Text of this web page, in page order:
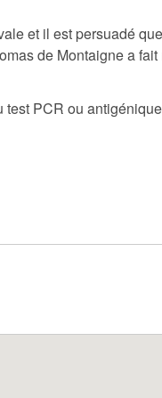
et il est persuadé
de Montaigne a
test PCR ou